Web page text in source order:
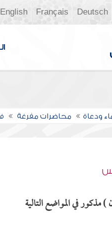
Deutsch
Français
English
ودعاة محاضرات مفرغة
مذكور في المواضع التالية